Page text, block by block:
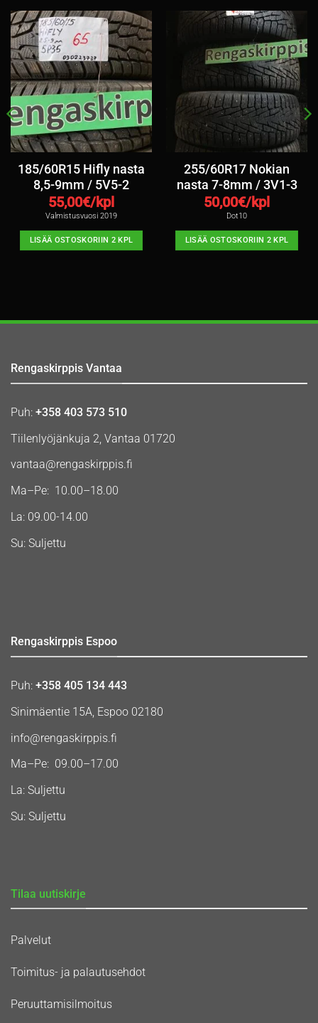
185/60R15 Hifly nasta
8,5-9mm / 5V5-2
55,00€/kpl
Valmistusvuosi 2019
LISÄÄ OSTOSKORIIN 2 KPL
255/60R17 Nokian
nasta 7-8mm / 3V1-3
50,00€/kpl
Dot10
LISÄÄ OSTOSKORIIN 2 KPL
Rengaskirppis Vantaa
Puh: +358 403 573 510
Tiilenlyöjänkuja 2, Vantaa 01720
vantaa@rengaskirppis.fi
Ma–Pe: 10.00–18.00
La: 09.00-14.00
Su: Suljettu
Rengaskirppis Espoo
Puh: +358 405 134 443
Sinimäentie 15A, Espoo 02180
info@rengaskirppis.fi
Ma–Pe: 09.00–17.00
La: Suljettu
Su: Suljettu
Tilaa uutiskirje
Palvelut
Toimitus- ja palautusehdot
Peruuttamisilmoitus